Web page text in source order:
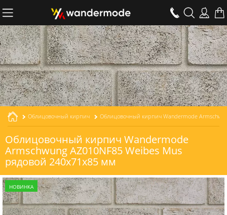
Облицовочный кирпич
Облицовочный кирпич Wandermode
Armschwung AZ010NF85 Weibes Mus
рядовой 240x71x85 мм
НОВИНКА